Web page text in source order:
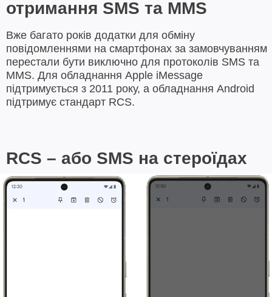
отримання SMS та MMS
Вже багато років додатки для обміну
повідомленнями на смартфонах за замовчуванням
перестали бути виключно для протоколів SMS та
MMS. Для обладнання Apple iMessage
підтримується з 2011 року, а обладнання Android
підтримує стандарт RCS.
RCS – або SMS на стероїдах